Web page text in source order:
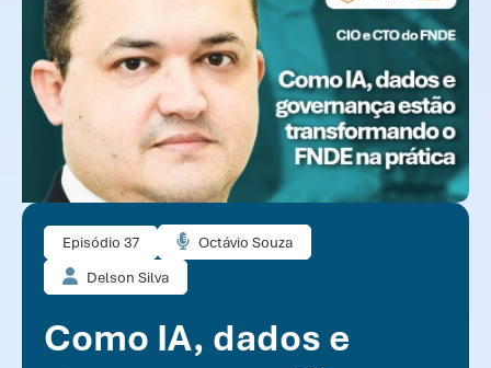
Episódio 37
Octávio Souza
Delson Silva
Como IA, dados e